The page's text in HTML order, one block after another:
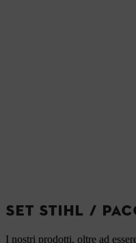
SET STIHL /
I nostri prodotti, oltre ad